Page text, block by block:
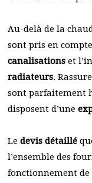
Au-delà de la
sont pris en
canalisations et
radiateurs.
sont parfaitement
disposent d’une
Le devis détaillé
l’ensemble des
fonctionnement